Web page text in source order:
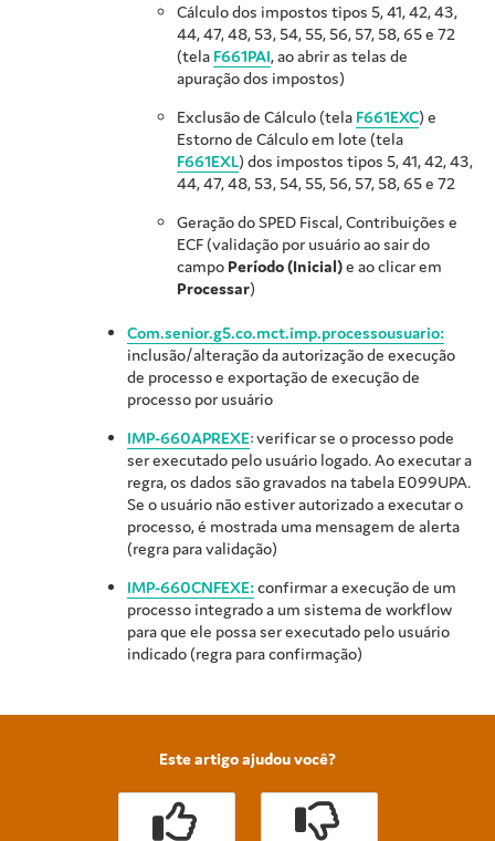
Cálculo dos impostos tipos 5, 41, 42, 43,
44, 47, 48, 53, 54, 55, 56, 57, 58, 65 e 72
(tela F661PAI, ao abrir as telas de
apuração dos impostos)
Exclusão de Cálculo (tela F661EXC) e
Estorno de Cálculo em lote (tela
F661EXL) dos impostos tipos 5, 41, 42, 43,
44, 47, 48, 53, 54, 55, 56, 57, 58, 65 e 72
Geração do SPED Fiscal, Contribuições e
ECF (validação por usuário ao sair do
campo Período (Inicial)e ao clicar em
Processar)
Com.senior.g5.co.mct.imp.processousuario:
inclusão/alteração da autorização de execução
de processo e exportação de execução de
processo por usuário
IMP-660APREXE: verificar se o processo pode
ser executado pelo usuário logado. Ao executar a
regra, os dados são gravados na tabela E099UPA.
Se o usuário não estiver autorizado a executar o
processo, é mostrada uma mensagem de alerta
(regra para validação)
IMP-660CNFEXE:confirmar a execução de um
processo integrado a um sistema de workflow
para que ele possa ser executado pelo usuário
indicado (regra para confirmação)
Este artigo ajudou você?